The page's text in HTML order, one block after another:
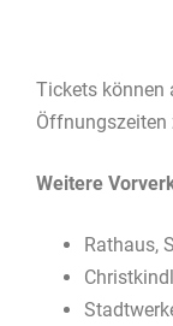
Tickets können
Öffnungszeiten
Weitere
Rathaus,